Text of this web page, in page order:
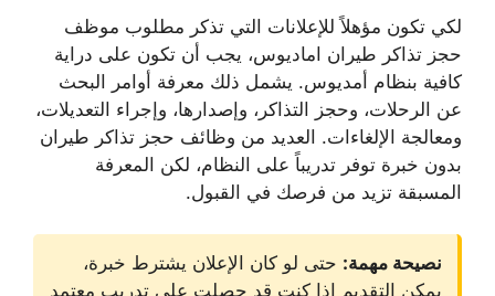
لكي تكون مؤهلاً للإعلانات التي تذكر مطلوب موظف
حجز تذاكر طيران اماديوس، يجب أن تكون على دراية
كافية بنظام أمديوس. يشمل ذلك معرفة أوامر البحث
عن الرحلات، وحجز التذاكر، وإصدارها، وإجراء التعديلات،
ومعالجة الإلغاءات. العديد من وظائف حجز تذاكر طيران
بدون خبرة توفر تدريباً على النظام، لكن المعرفة
المسبقة تزيد من فرصك في القبول.
نصيحة مهمة: حتى لو كان الإعلان يشترط خبرة،
يمكن التقديم إذا كنت قد حصلت على تدريب معتمد